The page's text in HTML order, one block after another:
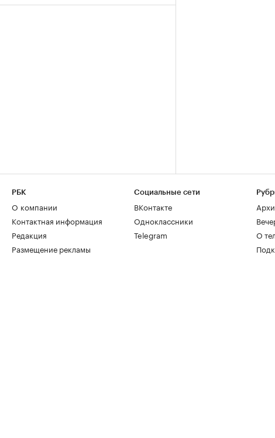
РБК
О компании
Контактная информация
Редакция
Размещение рекламы
Социальные сети
ВКонтакте
Одноклассники
Telegram
О